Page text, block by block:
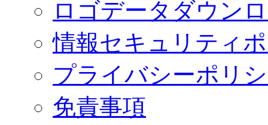
ロゴデータダウン
情報セキュリティ
プライバシーポリ
免責事項